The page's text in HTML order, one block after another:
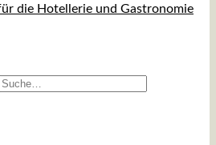
die Hotellerie und Gastronomie